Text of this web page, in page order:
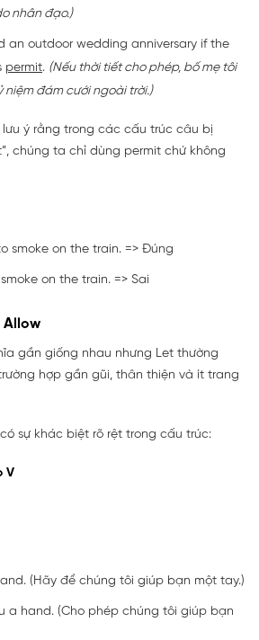
nhân đạo.)
an outdoor wedding anniversary if the
permit. (Nếu thời tiết cho phép, bố mẹ tôi
niệm đám cưới ngoài trời.)
ý rằng trong các cấu trúc câu bị
chúng ta chỉ dùng permit chứ không
smoke on the train. => Đúng
on the train. => Sai
Allow
gần giống nhau nhưng Let thường
hợp gần gũi, thân thiện và ít trang
sự khác biệt rõ rệt trong cấu trúc:
V
(Hãy để chúng tôi giúp bạn một tay.)
a hand. (Cho phép chúng tôi giúp bạn